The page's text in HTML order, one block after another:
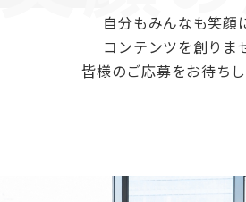
自分もみんなも笑顔
コンテンツを創りま
皆様のご応募をお待ちし